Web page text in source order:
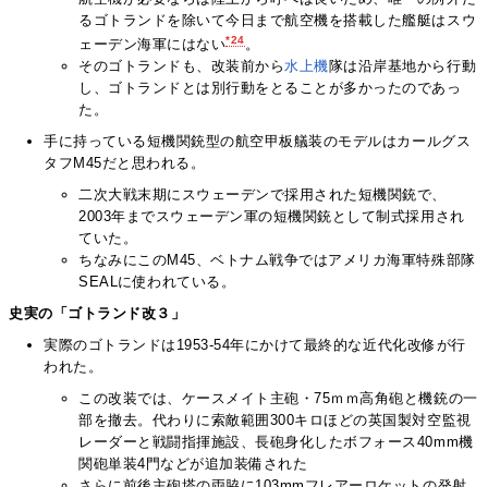
るゴトランドを除いて今日まで航空機を搭載した艦艇はスウ
ェーデン海軍にはない*24。
そのゴトランドも、改装前から 水上機隊は沿岸基地から行動
し、ゴトランドとは別行動をとることが多かったのであっ
た。
手に持っている短機関銃型の航空甲板艤装のモデルはカールグス
タフM45だと思われる。
二次大戦末期にスウェーデンで採用された短機関銃で、
2003年までスウェーデン軍の短機関銃として制式採用され
ていた。
ちなみにこのM45、ベトナム戦争ではアメリカ海軍特殊部隊
SEALに使われている。
史実の「ゴトランド改３」
実際のゴトランドは1953-54年にかけて最終的な近代化改修が行
われた。
この改装では、ケースメイト主砲・75ｍｍ高角砲と機銃の一
部を撤去。代わりに索敵範囲300キロほどの英国製対空監視
レーダーと戦闘指揮施設、長砲身化したボフォース40mm機
関砲単装4門などが追加装備された